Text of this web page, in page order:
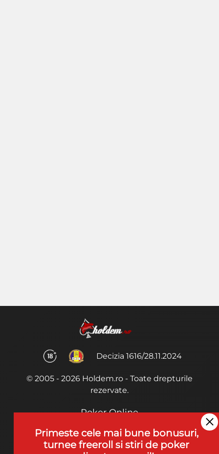
Decizia 1616/28.11.2024
© 2005 - 2026 Holdem.ro - Toate drepturile
rezervate.
Poker Online
Termeni si Conditii
Joaca Poker
Primeste cele mai bune bonusuri,
turnee freeroll si stiri de poker